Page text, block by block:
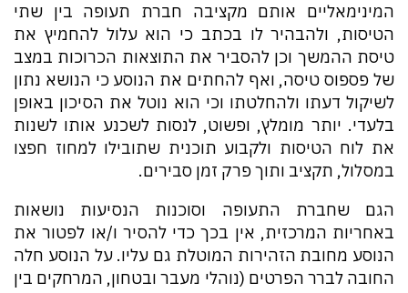
המינימאליים אותם מקציבה חברת תעופה בין שתי
הטיסות, ולהבהיר לו בכתב כי הוא עלול להחמיץ את
טיסת ההמשך וכן להסביר את התוצאות הכרוכות במצב
של פספוס טיסה, ואף להחתים את הנוסע כי הנושא נתון
לשיקול דעתו ולהחלטתו וכי הוא נוטל את הסיכון באופן
בלעדי. יותר מומלץ, ופשוט, לנסות לשכנע אותו לשנות
את לוח הטיסות ולקבוע תוכנית שתובילו למחוז חפצו
במסלול, תקציב ותוך פרק זמן סבירים.
הגם שחברת התעופה וסוכנות הנסיעות נושאות
באחריות המרכזית, אין בכך כדי להסיר ו/או לפטור את
הנוסע מחובת הזהירות המוטלת גם עליו. על הנוסע חלה
החובה לברר הפרטים (נוהלי מעבר ובטחון, המרחקים בין